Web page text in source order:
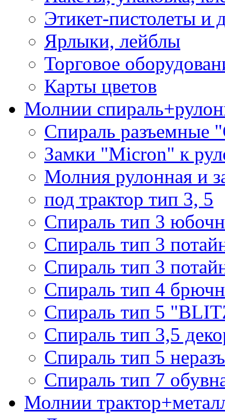
Этикет-пистолеты и
Ярлыки, лейблы
Торговое
Карты цветов
Молнии
Спираль разъемные
Замки "Micron" к
Молния рулонная и
под трактор тип 3, 5
Спираль тип 3
Спираль тип 3
Спираль тип 3
Спираль тип 4
Спираль тип 5
Спираль тип 3,5
Спираль тип 5
Спираль тип 7
Молнии